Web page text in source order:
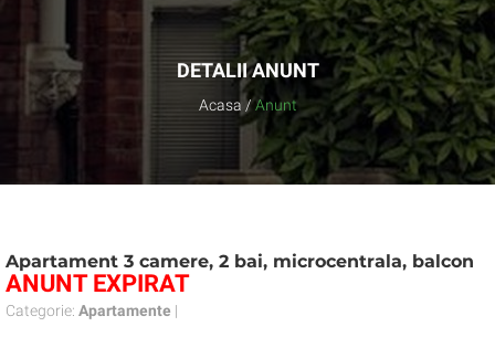
DETALII ANUNT
Acasa / Anunt
Apartament 3 camere, 2 bai, microcentrala, balcon
ANUNT EXPIRAT
Categorie: Apartamente |